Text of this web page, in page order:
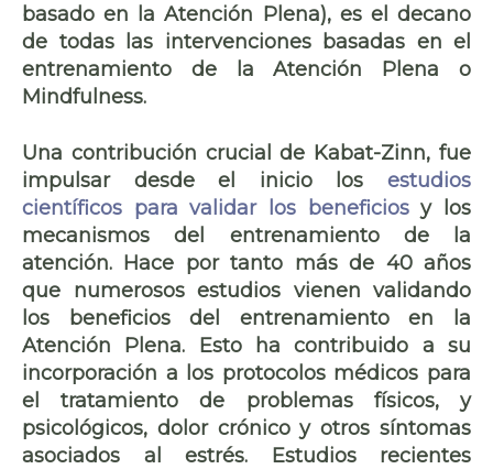
basado en la Atención Plena), es el decano
de todas las intervenciones basadas en el
entrenamiento de laAtención Plena o
Mindfulness.
Una contribución crucial de Kabat-Zinn, fue
impulsar desde el inicio los estudios
científicos para validar los beneficiosy los
mecanismos del entrenamiento de la
atención. Hace por tanto más de 40 años
que numerosos estudios vienen validando
los beneficios del entrenamiento en la
Atención Plena. Esto ha contribuido a su
incorporación a los protocolos médicos para
el tratamiento de problemas físicos, y
psicológicos, dolor crónico y otros síntomas
asociados al estrés. Estudios recientes